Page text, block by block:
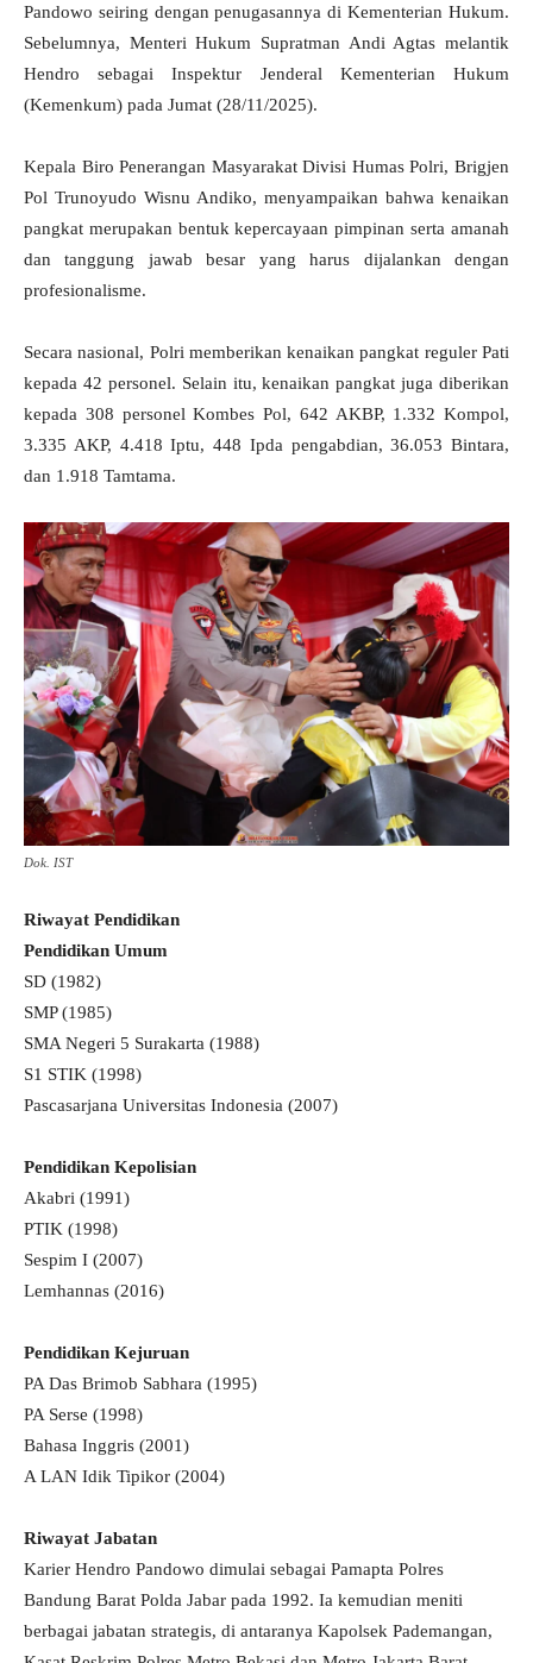
Pandowo seiring dengan penugasannya di Kementerian Hukum.
Sebelumnya, Menteri Hukum Supratman Andi Agtas melantik
Hendro sebagai Inspektur Jenderal Kementerian Hukum
(Kemenkum) pada Jumat (28/11/2025).
Kepala Biro Penerangan Masyarakat Divisi Humas Polri, Brigjen
Pol Trunoyudo Wisnu Andiko, menyampaikan bahwa kenaikan
pangkat merupakan bentuk kepercayaan pimpinan serta amanah
dan tanggung jawab besar yang harus dijalankan dengan
profesionalisme.
Secara nasional, Polri memberikan kenaikan pangkat reguler Pati
kepada 42 personel. Selain itu, kenaikan pangkat juga diberikan
kepada 308 personel Kombes Pol, 642 AKBP, 1.332 Kompol,
3.335 AKP, 4.418 Iptu, 448 Ipda pengabdian, 36.053 Bintara,
dan 1.918 Tamtama.
Dok. IST
Riwayat Pendidikan
Pendidikan Umum
SD (1982)
SMP (1985)
SMA Negeri 5 Surakarta (1988)
S1 STIK (1998)
Pascasarjana Universitas Indonesia (2007)
Pendidikan Kepolisian
Akabri (1991)
PTIK (1998)
Sespim I (2007)
Lemhannas (2016)
Pendidikan Kejuruan
PA Das Brimob Sabhara (1995)
PA Serse (1998)
Bahasa Inggris (2001)
A LAN Idik Tipikor (2004)
Riwayat Jabatan
Karier Hendro Pandowo dimulai sebagai Pamapta Polres
Bandung Barat Polda Jabar pada 1992. Ia kemudian meniti
berbagai jabatan strategis, di antaranya Kapolsek Pademangan,